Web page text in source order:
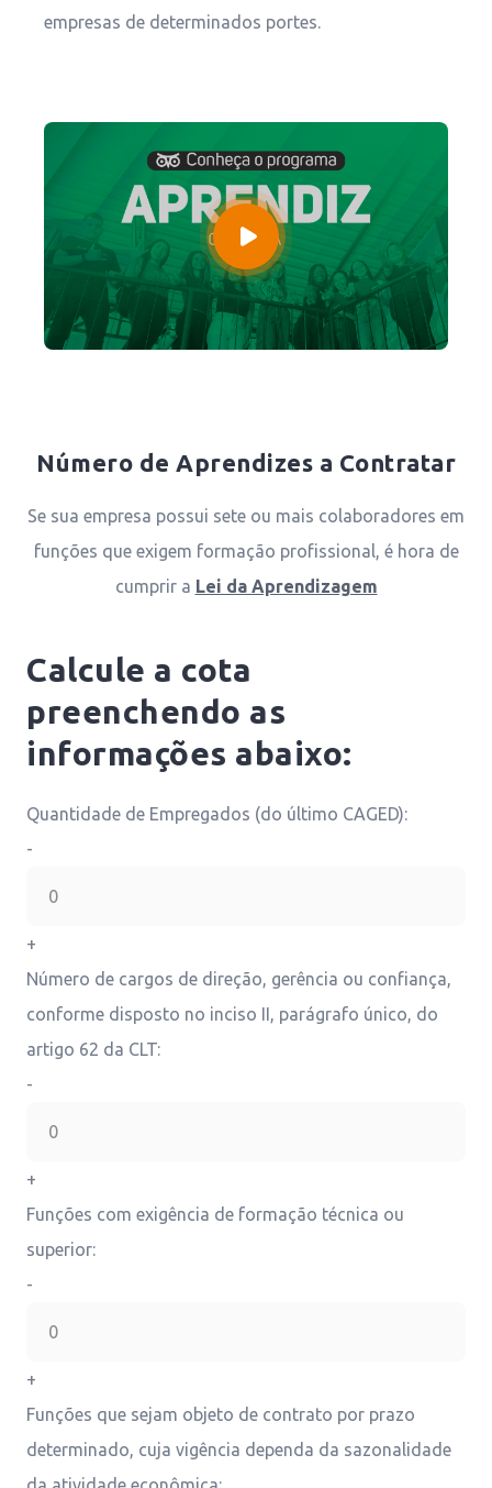
empresas de determinados portes.
Número de Aprendizes a Contratar
Se sua empresa possui sete ou mais colaboradores em
funções que exigem formação profissional, é hora de
cumprir a Lei da Aprendizagem
Calcule a cota
preenchendo as
informações abaixo:
Quantidade de Empregados (do último CAGED):
-
+
Número de cargos de direção, gerência ou confiança,
conforme disposto no inciso II, parágrafo único, do
artigo 62 da CLT:
-
+
Funções com exigência de formação técnica ou
superior:
-
+
Funções que sejam objeto de contrato por prazo
determinado, cuja vigência dependa da sazonalidade